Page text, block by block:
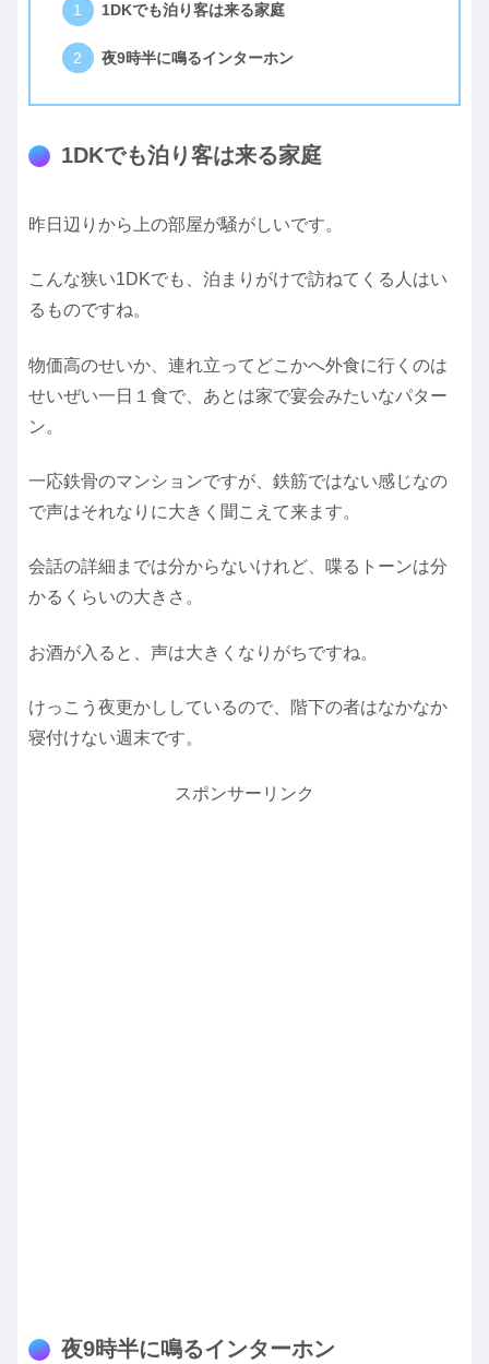
1DKでも泊り客は来る家庭
夜9時半に鳴るインターホン
1DKでも泊り客は来る家庭
昨日辺りから上の部屋が騒がしいです。
こんな狭い1DKでも、泊まりがけで訪ねてくる人はい
るものですね。
物価高のせいか、連れ立ってどこかへ外食に行くのは
せいぜい一日１食で、あとは家で宴会みたいなパター
ン。
一応鉄骨のマンションですが、鉄筋ではない感じなの
で声はそれなりに大きく聞こえて来ます。
会話の詳細までは分からないけれど、喋るトーンは分
かるくらいの大きさ。
お酒が入ると、声は大きくなりがちですね。
けっこう夜更かししているので、階下の者はなかなか
寝付けない週末です。
スポンサーリンク
夜9時半に鳴るインターホン